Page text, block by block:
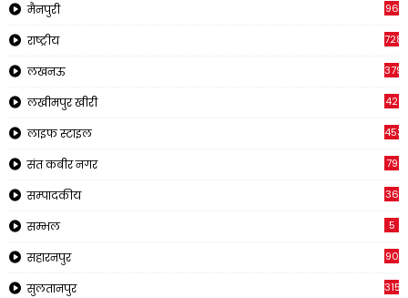
मैनपुरी 96
राष्ट्रीय 7285
लखनऊ 3793
लखीमपुर खीरी 42
लाइफ स्टाइल 453
संत कबीर नगर 79
सम्पादकीय 36
सम्भल 5
सहारनपुर 90
सुलतानपुर 315